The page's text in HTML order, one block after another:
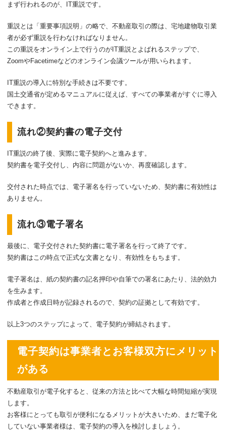
まず行われるのが、IT重説です。
重説とは「重要事項説明」の略で、不動産取引の際は、宅地建物取引業
者が必ず重説を行わなければなりません。
この重説をオンライン上で行うのがIT重説とよばれるステップで、
ZoomやFacetimeなどのオンライン会議ツールが用いられます。
IT重説の導入に特別な手続きは不要です。
国土交通省が定めるマニュアルに従えば、すべての事業者がすぐに導入
できます。
流れ②契約書の電子交付
IT重説の終了後、実際に電子契約へと進みます。
契約書を電子交付し、内容に問題がないか、再度確認します。
交付された時点では、電子署名を行っていないため、契約書に有効性は
ありません。
流れ③電子署名
最後に、電子交付された契約書に電子署名を行って終了です。
契約書はこの時点で正式な文書となり、有効性をもちます。
電子署名は、紙の契約書の記名押印や自筆での署名にあたり、法的効力
を生みます。
作成者と作成日時が記録されるので、契約の証拠として有効です。
以上3つのステップによって、電子契約が締結されます。
電子契約は事業者とお客様双方にメリット
がある
不動産取引が電子化すると、従来の方法と比べて大幅な時間短縮が実現
します。
お客様にとっても取引が便利になるメリットが大きいため、まだ電子化
していない事業者様は、電子契約の導入を検討しましょう。